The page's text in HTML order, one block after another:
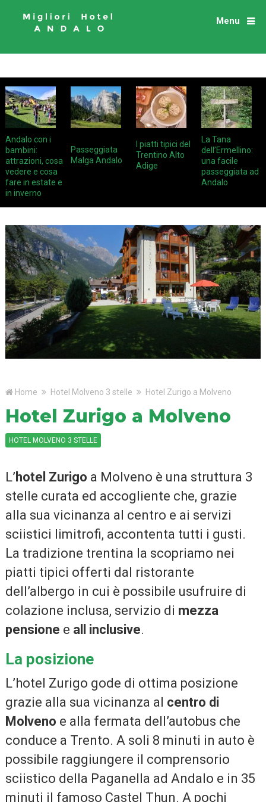
Menu
Andalo con i
bambini:
attrazioni, cosa
vedere e cosa
fare in estate e
in inverno
Passeggiata
Malga Andalo
I piatti tipici del
Trentino Alto
Adige
La Tana
dell’Ermellino:
una facile
passeggiata ad
Andalo
Home Hotel Molveno 3 stelle Hotel Zurigo a Molveno
Hotel Zurigo a Molveno
HOTEL MOLVENO 3 STELLE
L’ hotel Zurigo a Molveno è una struttura 3
stelle curata ed accogliente che, grazie
alla sua vicinanza al centro e ai servizi
sciistici limitrofi, accontenta tutti i gusti.
La tradizione trentina la scopriamo nei
piatti tipici offerti dal ristorante
dell’albergo in cui è possibile usufruire di
colazione inclusa, servizio di mezza
pensione e all inclusive.
La posizione
L’hotel Zurigo gode di ottima posizione
grazie alla sua vicinanza al centro di
Molveno e alla fermata dell’autobus che
conduce a Trento. A soli 8 minuti in auto è
possibile raggiungere il comprensorio
sciistico della Paganella ad Andalo e in 35
minuti il famoso Castel Thun. A pochi